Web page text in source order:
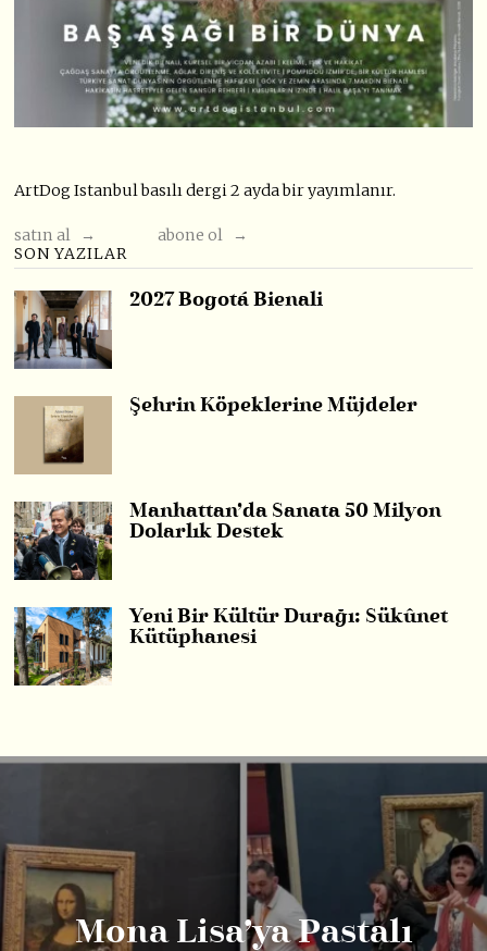
ArtDog Istanbul basılı dergi 2 ayda bir yayımlanır.
satın al →
abone ol →
SON YAZILAR
2027 Bogotá Bienali
Şehrin Köpeklerine Müjdeler
Manhattan’da Sanata 50 Milyon
Dolarlık Destek
Yeni Bir Kültür Durağı: Sükûnet
Kütüphanesi
Mona Lisa’ya Pastalı